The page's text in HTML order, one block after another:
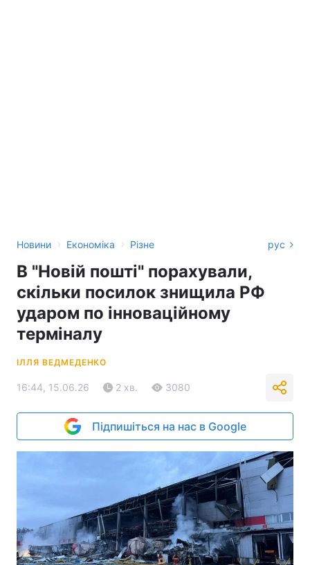
Новини › Економіка › Різне рус
В "Новій пошті" порахували,
скільки посилок знищила РФ
ударом по інноваційному
терміналу
ІЛЛЯ ВЕДМЕДЕНКО
16:44, 15.06.26 2 хв. 3080
Підпишіться на нас в Google